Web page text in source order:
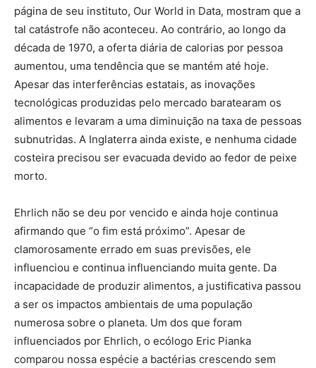
página de seu instituto, Our World in Data, mostram que a
tal catástrofe não aconteceu. Ao contrário, ao longo da
década de 1970, a oferta diária de calorias por pessoa
aumentou, uma tendência que se mantém até hoje.
Apesar das interferências estatais, as inovações
tecnológicas produzidas pelo mercado baratearam os
alimentos e levaram a uma diminuição na taxa de pessoas
subnutridas. A Inglaterra ainda existe, e nenhuma cidade
costeira precisou ser evacuada devido ao fedor de peixe
morto.
Ehrlich não se deu por vencido e ainda hoje continua
afirmando que “o fim está próximo”. Apesar de
clamorosamente errado em suas previsões, ele
influenciou e continua influenciando muita gente. Da
incapacidade de produzir alimentos, a justificativa passou
a ser os impactos ambientais de uma população
numerosa sobre o planeta. Um dos que foram
influenciados por Ehrlich, o ecólogo Eric Pianka
comparou nossa espécie a bactérias crescendo sem